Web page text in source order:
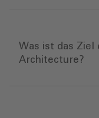
Was ist das Ziel
Architecture?